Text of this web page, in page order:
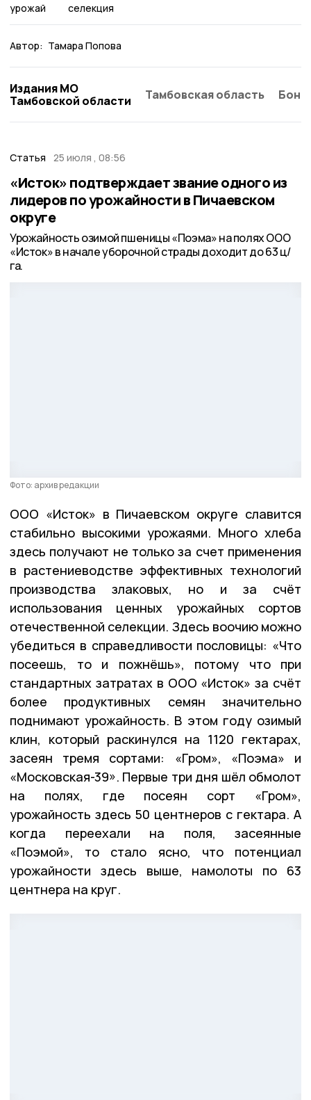
урожай селекция
Автор: Тамара Попова
Издания МО
Тамбовской области
Тамбовская область
Статья 25 июля , 08:56
«Исток» подтверждает звание одного из
лидеров по урожайности в Пичаевском
округе
Урожайность озимой пшеницы «Поэма» на полях ООО
«Исток» в начале уборочной страды доходит до 63 ц/
га.
Фото: архив редакции
ООО «Исток» в Пичаевском округе славится
стабильно высокими урожаями. Много хлеба
здесь получают не только за счет применения
в растениеводстве эффективных технологий
производства злаковых, но и за счёт
использования ценных урожайных сортов
отечественной селекции. Здесь воочию можно
убедиться в справедливости пословицы: «Что
посеешь, то и пожнёшь», потому что при
стандартных затратах в ООО «Исток» за счёт
более продуктивных семян значительно
поднимают урожайность. В этом году озимый
клин, который раскинулся на 1120 гектарах,
засеян тремя сортами: «Гром», «Поэма» и
«Московская-39». Первые три дня шёл обмолот
на полях, где посеян сорт «Гром»,
урожайность здесь 50 центнеров с гектара. А
когда переехали на поля, засеянные
«Поэмой», то стало ясно, что потенциал
урожайности здесь выше, намолоты по 63
центнера на круг.